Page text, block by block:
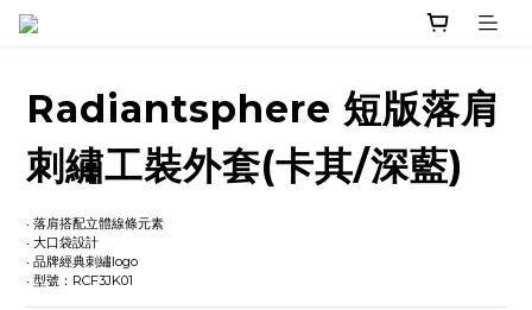
Radiantsphere 短版落肩
刺繡工裝外套(卡其/深藍)
‧ 落肩搭配立體線條元素
‧ 大口袋設計
‧ 品牌經典刺繡logo
‧ 型號：RCF3JK01